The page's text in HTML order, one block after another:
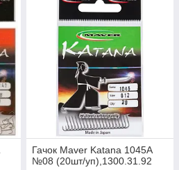
Гачок Maver Katana 1045A
№08 (20шт/уп),1300.31.92